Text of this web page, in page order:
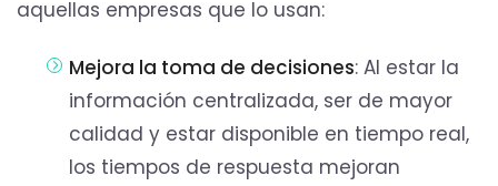
aquellas empresas que lo usan:
Mejora la toma de decisiones: Al estar la
información centralizada, ser de mayor
calidad y estar disponible en tiempo real,
los tiempos de respuesta mejoran